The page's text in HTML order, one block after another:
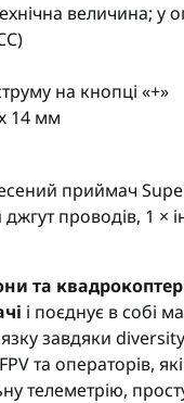
величина; у
на кнопці «+»
14 мм
приймач
проводів, 1 ×
та
і поєднує в собі
завдяки
та операторів,
телеметрію,